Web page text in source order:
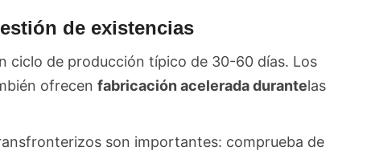
de existencias
ciclo de producción típico de 30-60 días. Los
ofrecen fabricación acelerada durantelas
son importantes: comprueba de